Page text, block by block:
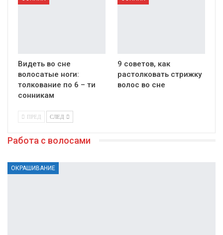
Видеть во сне
волосатые ноги:
толкование по 6 – ти
сонникам
9 советов, как
растолковать стрижку
волос во сне
ПРЕД СЛЕД
Работа с волосами
ОКРАШИВАНИЕ